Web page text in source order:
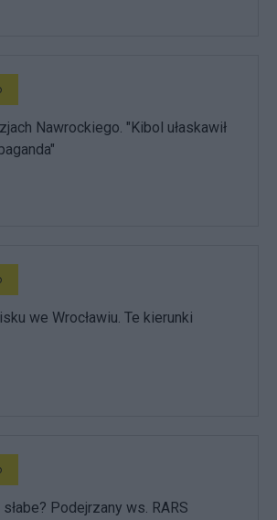
Nawrockiego. "Kibol ułaskawił
we Wrocławiu. Te kierunki
Podejrzany ws. RARS